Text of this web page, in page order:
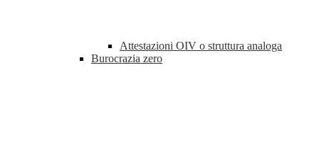
Attestazioni OIV o struttura analoga
Burocrazia zero